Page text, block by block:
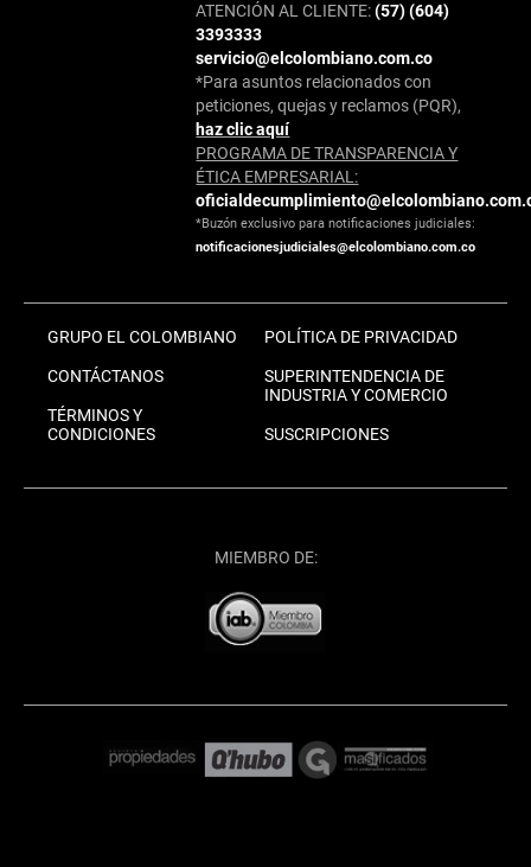
ATENCIÓN AL CLIENTE:(57) (604)
3393333
servicio@elcolombiano.com.co
*Para asuntos relacionados con
peticiones, quejas y reclamos (PQR),
haz clic aquí
PROGRAMA DE TRANSPARENCIA Y
ÉTICA EMPRESARIAL:
*Buzón exclusivo para notificaciones judiciales:
notificacionesjudiciales@elcolombiano.com.co
GRUPO EL COLOMBIANO
CONTÁCTANOS
TÉRMINOS Y
CONDICIONES
POLÍTICA DE PRIVACIDAD
SUPERINTENDENCIA DE
INDUSTRIA Y COMERCIO
SUSCRIPCIONES
MIEMBRO DE: